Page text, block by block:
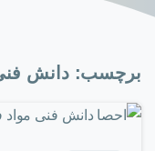
برچسب:دانش